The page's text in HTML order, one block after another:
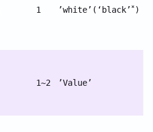
1 ’white’(‘black’ * )
1~2 ’Value’